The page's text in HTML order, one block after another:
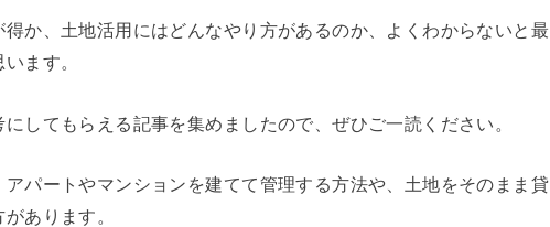
か、土地活用にはどんなやり方があるのか、よくわからないと最
ます。
してもらえる記事を集めましたので、ぜひご一読ください。
パートやマンションを建てて管理する方法や、土地をそのまま貸
あります。